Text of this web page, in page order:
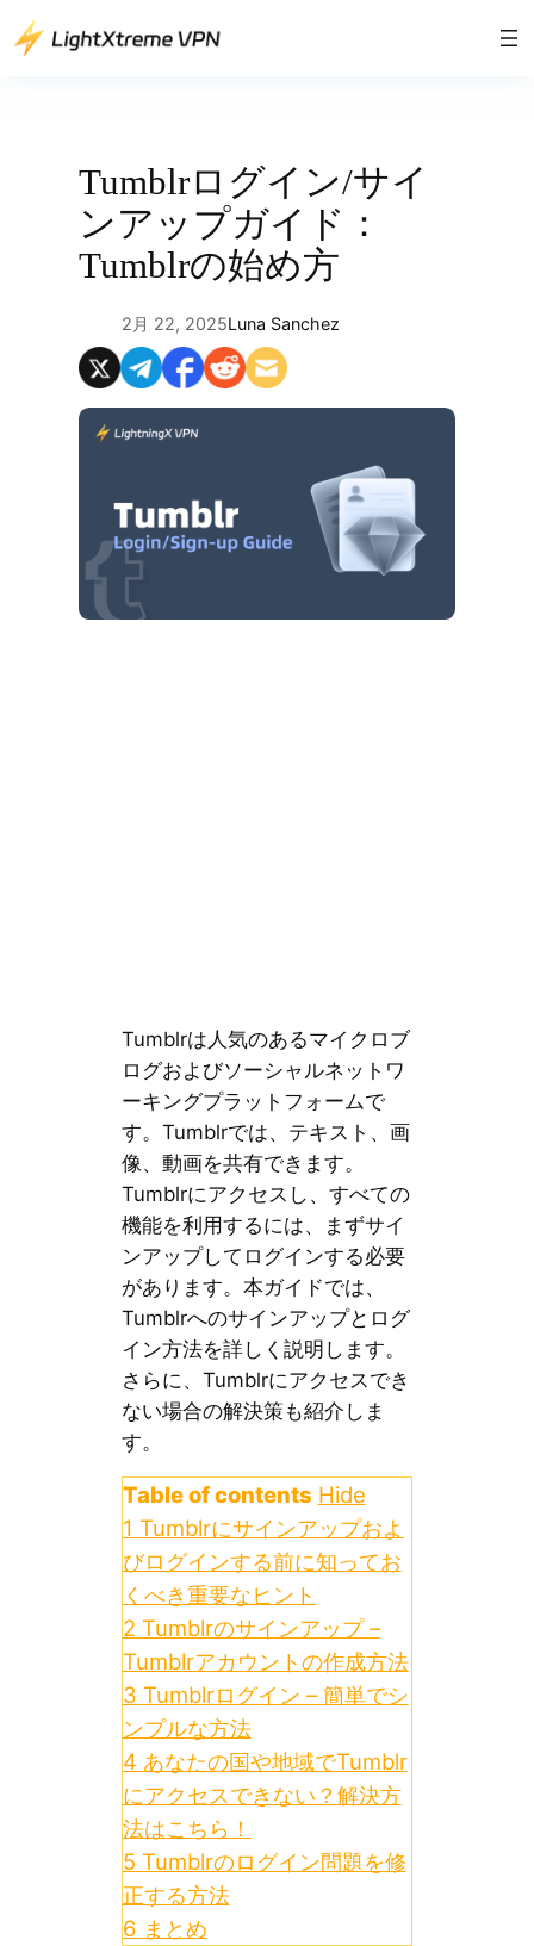
容
Tumblrログイン/サイ
ンアップガイド：
Tumblrの始め方
2月 22, 2025Luna Sanchez
Tumblrは人気のあるマイクロブ
ログおよびソーシャルネットワ
ーキングプラットフォームで
す。Tumblrでは、テキスト、画
像、動画を共有できます。
Tumblrにアクセスし、すべての
機能を利用するには、まずサイ
ンアップしてログインする必要
があります。本ガイドでは、
Tumblrへのサインアップとログ
イン方法を詳しく説明します。
さらに、Tumblrにアクセスでき
ない場合の解決策も紹介しま
す。
Table of contents Hide
1 Tumblrにサインアップおよ
びログインする前に知ってお
くべき重要なヒント
2 Tumblrのサインアップ –
Tumblrアカウントの作成方法
3 Tumblrログイン – 簡単でシ
ンプルな方法
4 あなたの国や地域でTumblr
にアクセスできない？解決方
法はこちら！
5 Tumblrのログイン問題を修
正する方法
6 まとめ